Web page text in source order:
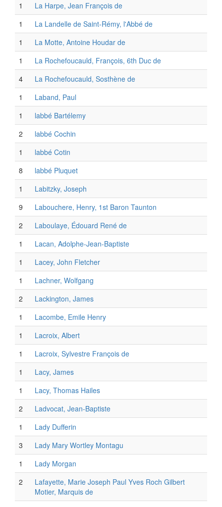
1
La Harpe, Jean François de
1
La Landelle de Saint-Rémy, l'Abbé de
1
La Motte, Antoine Houdar de
1
La Rochefoucauld, François, 6th Duc de
4
La Rochefoucauld, Sosthène de
1
Laband, Paul
1
labbé Bartélemy
2
labbé Cochin
1
labbé Cotin
8
labbé Pluquet
1
Labitzky, Joseph
9
Labouchere, Henry, 1st Baron Taunton
2
Laboulaye, Édouard René de
1
Lacan, Adolphe-Jean-Baptiste
1
Lacey, John Fletcher
1
Lachner, Wolfgang
2
Lackington, James
1
Lacombe, Emile Henry
1
Lacroix, Albert
1
Lacroix, Sylvestre François de
1
Lacy, James
1
Lacy, Thomas Hailes
2
Ladvocat, Jean-Baptiste
1
Lady Dufferin
3
Lady Mary Wortley Montagu
1
Lady Morgan
2
Lafayette, Marie Joseph Paul Yves Roch Gilbert
Motier, Marquis de